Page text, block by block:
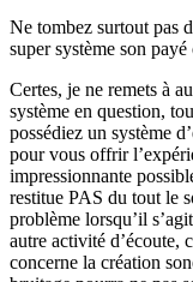
Ne tombez surtout pas
super système son payé
Certes, je ne remets à
système en question,
possédiez un système
pour vous offrir
impressionnante
restitue PAS du tout le
problème lorsqu’il
autre activité d’écoute,
concerne la création